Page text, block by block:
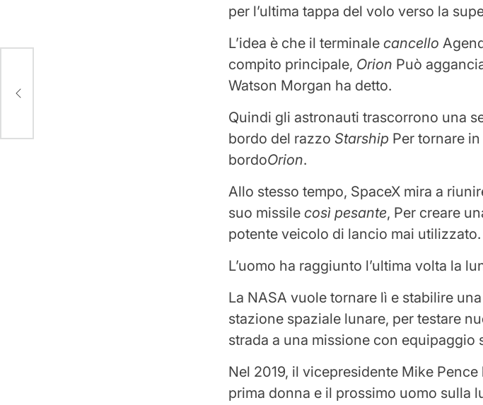
per l’ultima tappa del volo verso la
L’idea è che il terminalecancello
compito principale, Orion Può
Watson Morgan ha detto.
Quindi gli astronauti trascorrono una
bordo del razzoStarship Per tornare
bordoOrion.
Allo stesso tempo, SpaceX mira a
suo missilecosì pesante, Per creare
potente veicolo di lancio mai utilizzato.
L’uomo ha raggiunto l’ultima volta la
La NASA vuole tornare lì e stabilire
stazione spaziale lunare, per testare
strada a una missione con equipaggio
Nel 2019, il vicepresidente Mike
prima donna e il prossimo uomo sulla